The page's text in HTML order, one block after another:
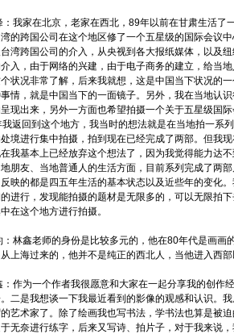
家在北京，老家在西北，89年以前在甘肃生活了
的跨国公司在这个地区修了一个五星级的国际会议
湾跨国公司的介入，从央视到各大报纸媒体，以及
入，由于网络的兴建，由于电子商务的建立，给当
状况非常了解，后来我就想，这是中国当下状况的
情，就是中国当下的一面镜子。另外，我在当地认
现出来，另外一方面也希望拍摄一个关于五星级国
回到这个地方，我当时的想法就是在当地拍一系
境进行集中拍摄，拍到现在已经完成了两部。但我
我基本上已经放弃这个想法了，因为我觉得能力达
朋友、当地普通人的生活方面，目前系列完成了两
映的都是四五年生活的基本状态以及近些年的变化
进行，发现能拍摄的题材是无限多的，可以无限拍
在这个地方进行拍摄。
鑫老师的身份是比较多元的，他在80年代是画画
上海过来的，他并不是纯正的西北人，当他进入西部
为一个作者我很愿意和大家在一起分享我的创作
二是我想谈一下我最近看到的影像的观感和认识。
艺术家了。除了绘画我也写书法，学书法也算是被
无奈进行练字，后来又写诗、拍片子，对于我来说